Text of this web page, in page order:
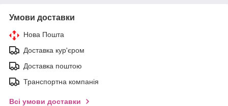
Умови доставки
Нова Пошта
Доставка кур'єром
Доставка поштою
Транспортна компанія
Всі умови доставки